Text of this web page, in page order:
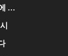
건